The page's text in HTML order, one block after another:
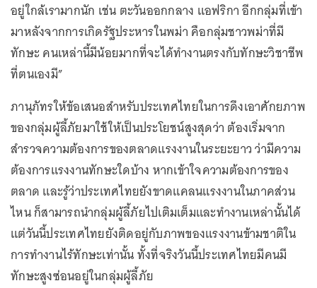
อยู่ใกล้เรามากนัก เช่น ตะวันออกกลาง แอฟริกา อีกกลุ่มที่เข้า
มาหลังจากการเกิดรัฐประหารในพม่า คือกลุ่มชาวพม่าที่มี
ทักษะ คนเหล่านี้มีน้อยมากที่จะได้ทำงานตรงกับทักษะวิชาชีพ
ที่ตนเองมี”
ภานุภัทรให้ข้อเสนอสำหรับประเทศไทยในการดึงเอาศักยภาพ
ของกลุ่มผู้ลี้ภัยมาใช้ให้เป็นประโยชน์สูงสุดว่า ต้องเริ่มจาก
สำรวจความต้องการของตลาดแรงงานในระยะยาว ว่ามีความ
ต้องการแรงงานทักษะใดบ้าง หากเข้าใจความต้องการของ
ตลาด และรู้ว่าประเทศไทยยังขาดแคลนแรงงานในภาคส่วน
ไหน ก็สามารถนำกลุ่มผู้ลี้ภัยไปเติมเต็มและทำงานเหล่านั้นได้
แต่วันนี้ประเทศไทยยังติดอยู่กับภาพของแรงงานข้ามชาติใน
การทำงานไร้ทักษะเท่านั้น ทั้งที่จริงวันนี้ประเทศไทยมีคนมี
ทักษะสูงซ่อนอยู่ในกลุ่มผู้ลี้ภัย